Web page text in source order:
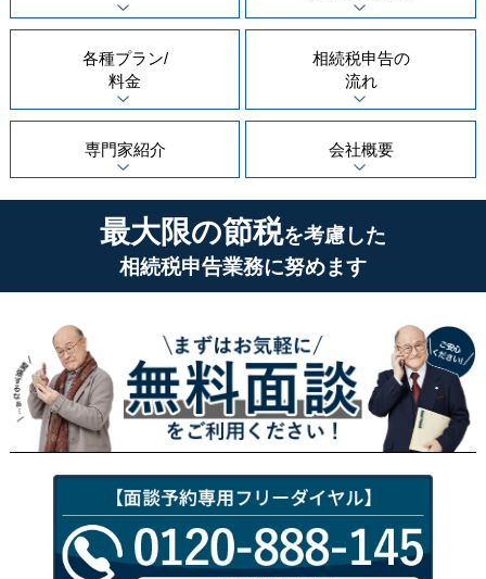
各種プラン/
料金
相続税申告の
流れ
専門家紹介 会社概要
最大限の節税を考慮した
相続税申告業務に努めます